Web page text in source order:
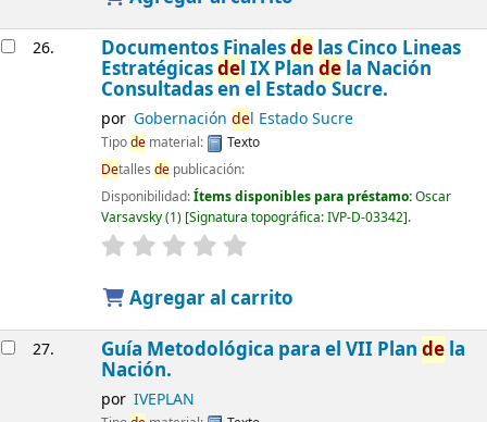
26. Documentos Finalesdelas Cinco Lineas
Estratégicasdel IX Plan dela Nación
Consultadas en el Estado Sucre.
por Gobernación del Estado Sucre
Tipodematerial:
Texto
Detalles depublicación:
Disponibilidad:Ítems disponibles para préstamo:Oscar
Varsavsky(1) Signatura topográfica:IVP-D-03342 .
Agregar al carrito
27. Guía Metodológica para el VII Plan dela
Nación.
por IVEPLAN